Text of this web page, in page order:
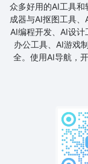
众多好用的AI工具
成器与AI抠图工具、
AI编程开发、AI设
办公工具、AI游戏
全。使用AI导航，